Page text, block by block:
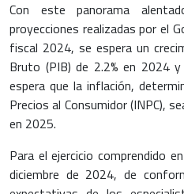
Con este panorama
proyecciones realizadas por el
fiscal 2024, se espera un
Bruto (PIB) de 2.2% en 2024
espera que la inflación,
Precios al Consumidor (INPC),
en 2025.
Para el ejercicio comprendido
diciembre de 2024, de